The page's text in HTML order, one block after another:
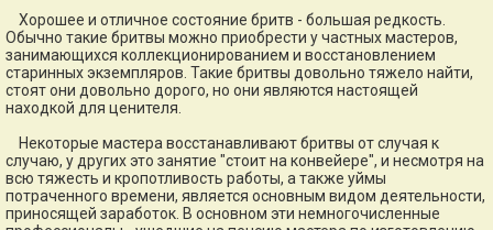
Хорошее и отличное состояние бритв - большая редкость.
Обычно такие бритвы можно приобрести у частных мастеров,
занимающихся коллекционированием и восстановлением
старинных экземпляров. Такие бритвы довольно тяжело найти,
стоят они довольно дорого, но они являются настоящей
находкой для ценителя.
Некоторые мастера восстанавливают бритвы от случая к
случаю, у других это занятие "стоит на конвейере", и несмотря на
всю тяжесть и кропотливость работы, а также уймы
потраченного времени, является основным видом деятельности,
приносящей заработок. В основном эти немногочисленные